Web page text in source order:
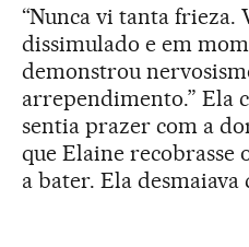
“Nunca vi tanta frieza.
dissimulado e em
demonstrou
arrependimento.” Ela
sentia prazer com a
que Elaine recobrasse
a bater. Ela desmaiava